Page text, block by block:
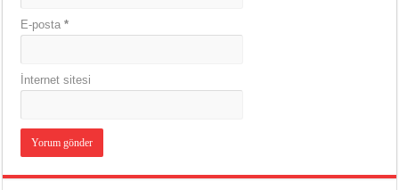
E-posta*
İnternet sitesi